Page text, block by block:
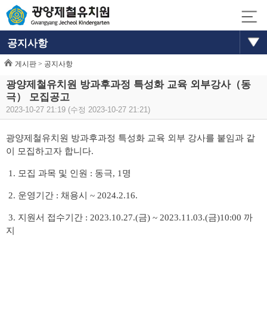
공지사항
게시판 > 공지사항
광양제철유치원 방과후과정 특성화 교육 외부강사（동
극） 모집공고
2023-10-27 21:19 (수정 2023-10-27 21:21)
광양제철유치원 방과후과정 특성화 교육 외부 강사를 붙임과 같
이 모집하고자 합니다.
1. 모집 과목 및 인원 : 동극, 1 명
2. 운영기간 : 채용시 ~ 2024.2.16.
3. 지원서 접수기간 : 2023.10.27.(금) ~ 2023.11.03.(금)10:00 까
지